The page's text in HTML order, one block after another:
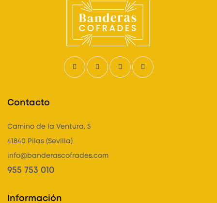
Contacto
Camino de la Ventura, 5
41840 Pilas (Sevilla)
info@banderascofrades.com
955 753 010
Información